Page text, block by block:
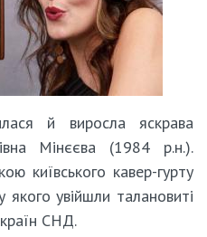
й виросла яскрава
Мінєєва (1984 р.н.).
київського кавер-гурту
увійшли талановиті
СНД.